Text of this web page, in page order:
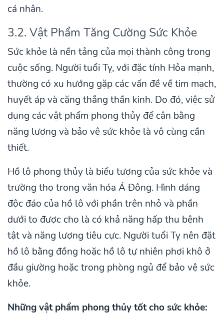
cá nhân.
3.2. Vật Phẩm Tăng Cường Sức Khỏe
Sức khỏe là nền tảng của mọi thành công trong
cuộc sống. Người tuổi Tỵ, với đặc tính Hỏa mạnh,
thường có xu hướng gặp các vấn đề về tim mạch,
huyết áp và căng thẳng thần kinh. Do đó, việc sử
dụng các vật phẩm phong thủy để cân bằng
năng lượng và bảo vệ sức khỏe là vô cùng cần
thiết.
Hồ lô phong thủy là biểu tượng của sức khỏe và
trường thọ trong văn hóa Á Đông. Hình dáng
độc đáo của hồ lô với phần trên nhỏ và phần
dưới to được cho là có khả năng hấp thu bệnh
tật và năng lượng tiêu cực. Người tuổi Tỵ nên đặt
hồ lô bằng đồng hoặc hồ lô tự nhiên phơi khô ở
đầu giường hoặc trong phòng ngủ để bảo vệ sức
khỏe.
Những vật phẩm phong thủy tốt cho sức khỏe: